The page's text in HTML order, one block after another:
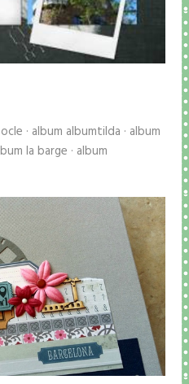
· album albumtilda · album
la barge · album